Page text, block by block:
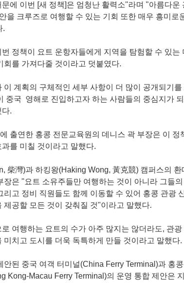
에 이번 [새 정책]은 엄청난 활력소"라며 "아름다운
을 크루즈로 여행할 수 있는 기회 또한 매우 흥미로
.
번 정책이 요트 운항자들에게 지역을 탐험할 수 있는
회를 가져다줄 것이라고 덧붙였다.
이 계획의 구체적인 세부 사항이 더 많이 공개되기를
중국 영해로 진입하고자 하는 사람들의 중심지가
다.
출연한 홍콩 전문교육원의 데니스 곽 부장은 이 정
를 미칠 것이라고 말했다.
柴灣)과 하킹왕(Haking Wong, 黃克競) 캠퍼스의 환
장은 "요트 소유주들만 여행하는 것이 아니라 그들의
리고 정비 직원들도 함께 이동할 수 있어 홍콩 관광
제공할 모든 것이 갖춰질 것"이라고 말했다.
여행하는 요트의 수가 아주 많지는 않더라도, 관광
미치고 도시를 더욱 독특하게 만들 것이라고 말했다.
안된 중국 여객 터미널(China Ferry Terminal)과 홍
Kong-Macau Ferry Terminal)의 운영 통합 제안은